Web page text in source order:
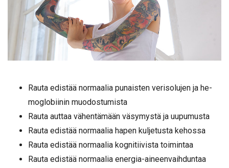
Rauta edistää normaalia pu­naisten verisolujen ja he­
moglobiinin muodostumista
Rauta auttaa vähentämään väsymystä ja uupumusta
Rauta edistää normaalia ha­pen kuljetusta kehossa
Rauta edistää normaalia kog­nitiivista toimintaa
Rauta edistää normaalia energia-aineenvaihduntaa